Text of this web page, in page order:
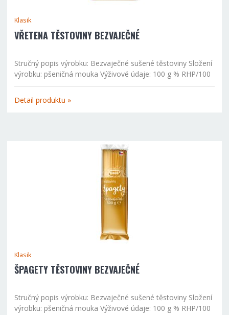
Klasik
VŘETENA TĚSTOVINY BEZVAJEČNÉ
Stručný popis výrobku: Bezvaječné sušené těstoviny Složení
výrobku: pšeničná mouka Výživové údaje: 100 g % RHP/100
g energetická hodnota 338 kcal/1516 kJ tuky celkem 1,2 g z
toho nasycené mastné kyseliny 0,2 g sacharidy 74,0 g z...
Detail produktu »
Klasik
ŠPAGETY TĚSTOVINY BEZVAJEČNÉ
Stručný popis výrobku: Bezvaječné sušené těstoviny Složení
výrobku: pšeničná mouka Výživové údaje: 100 g % RHP/100